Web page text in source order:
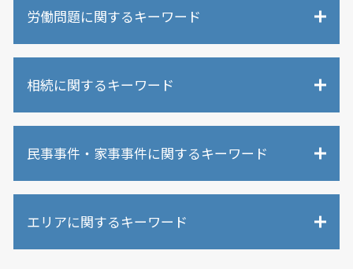
労働問題に関するキーワード
労働問題 調停
不当解雇 調停
退職 引き止め しつこい
不当解雇 慰謝料
労働問題 いじめ
労働問題 相談先
相続に関するキーワード
相続人以外 相続
相続人 認知症
遺言書 遺留分
相続人以外 遺産
限定承認 弁護士
民事事件・家事事件に関するキーワード
民事事件 慰謝料
エリアに関するキーワード